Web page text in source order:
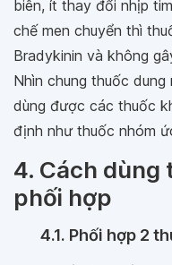
biên, ít thay đổi nhịp
chế men chuyển thì
Bradykinin và không
Nhìn chung thuốc
dùng được các thuốc
định như thuốc nhóm
4. Cách dùng
phối hợp
4.1. Phối hợp 2